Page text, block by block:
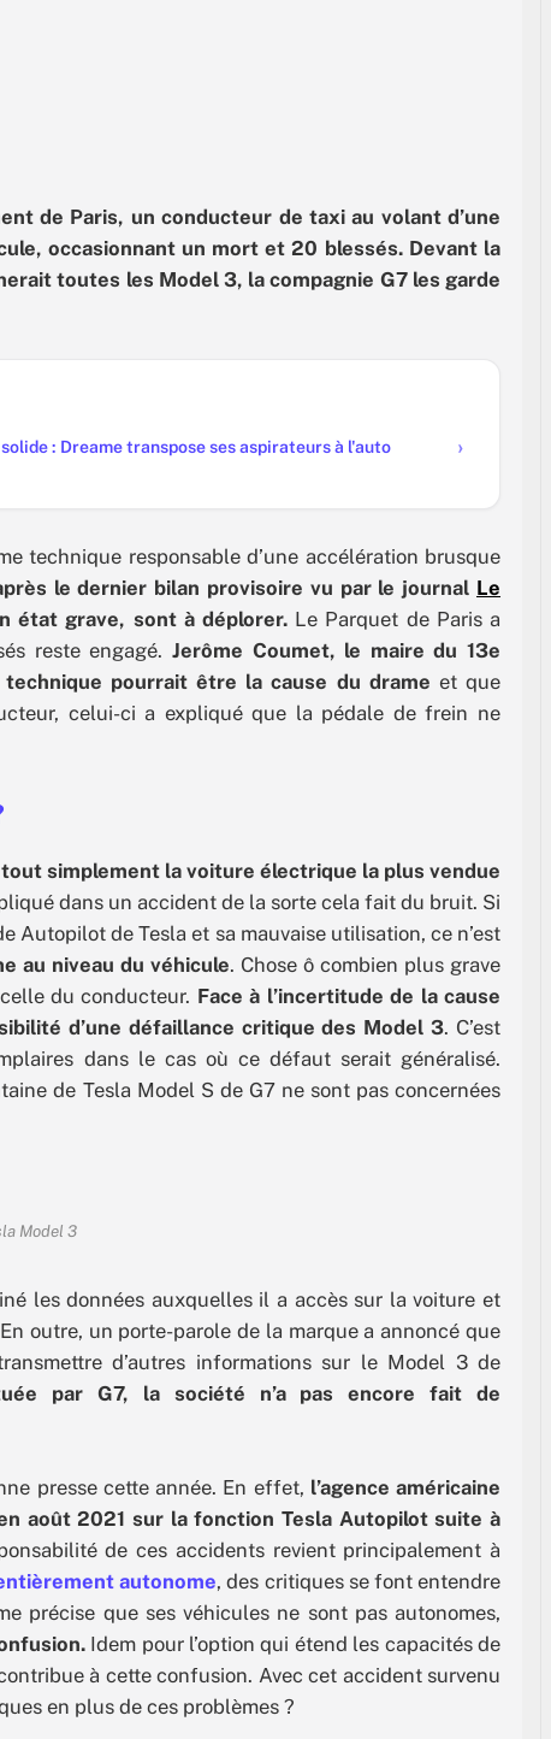
de Paris, un conducteur de taxi au volant d’une
occasionnant un mort et 20 blessés. Devant la
toutes les Model 3, la compagnie G7 les garde
: Dreame transpose ses aspirateurs à l'auto
technique responsable d’une accélération brusque
le dernier bilan provisoire vu par le journal Le
état grave, sont à déplorer.Le Parquet de Paris a
reste engagé. Jerôme Coumet, le maire du 13e
pourrait être la cause du drame et que
celui-ci a expliqué que la pédale de frein ne
simplement la voiture électrique la plus vendue
dans un accident de la sorte cela fait du bruit. Si
Autopilot de Tesla et sa mauvaise utilisation, ce n’est
au niveau du véhicule. Chose ô combien plus grave
du conducteur. Face à l’incertitude de la cause
d’une défaillance critique des Model 3. C’est
dans le cas où ce défaut serait généralisé.
de Tesla Model S de G7 ne sont pas concernées
Model 3
les données auxquelles il a accès sur la voiture et
outre, un porte-parole de la marque a annoncé que
d’autres informations sur le Model 3 de
par G7, la société n’a pas encore fait de
presse cette année. En effet, l’agence américaine
août 2021 sur la fonction Tesla Autopilot suite à
de ces accidents revient principalement à
autonome, des critiques se font entendre
précise que ses véhicules ne sont pas autonomes,
Idem pour l’option qui étend les capacités de
à cette confusion. Avec cet accident survenu
en plus de ces problèmes ?